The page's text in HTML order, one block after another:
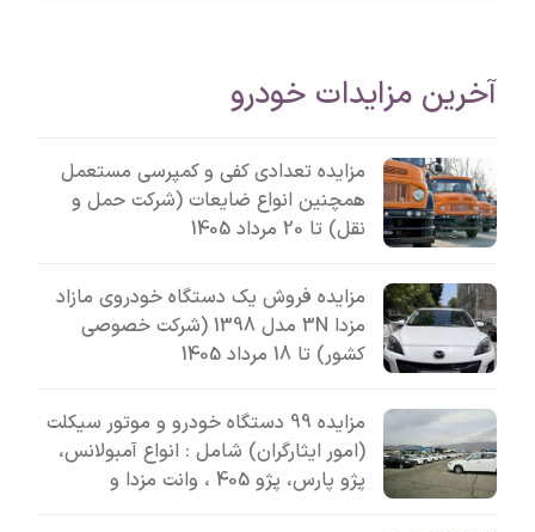
آخرین مزایدات خودرو
مزایده تعدادی کفی و کمپرسی مستعمل
همچنین انواع ضایعات (شرکت حمل و
نقل) تا 20 مرداد 1405
مزایده فروش یک دستگاه خودروی مازاد
مزدا 3N مدل 1398 (شرکت خصوصی
کشور) تا 18 مرداد 1405
مزایده 99 دستگاه خودرو و موتور سیکلت
(امور ایثارگران) شامل : انواع آمبولانس،
پژو پارس، پژو 405 ، وانت مزدا و